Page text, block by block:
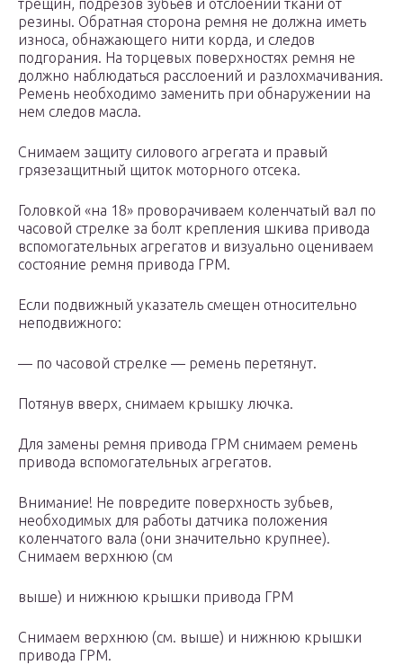
трещин, подрезов зубьев и отслоений ткани от
резины. Обратная сторона ремня не должна иметь
износа, обнажающего нити корда, и следов
подгорания. На торцевых поверхностях ремня не
должно наблюдаться расслоений и разлохмачивания.
Ремень необходимо заменить при обнаружении на
нем следов масла.
Снимаем защиту силового агрегата и правый
грязезащитный щиток моторного отсека.
Головкой «на 18» проворачиваем коленчатый вал по
часовой стрелке за болт крепления шкива привода
вспомогательных агрегатов и визуально оцениваем
состояние ремня привода ГРМ.
Если подвижный указатель смещен относительно
неподвижного:
— по часовой стрелке — ремень перетянут.
Потянув вверх, снимаем крышку лючка.
Для замены ремня привода ГРМ снимаем ремень
привода вспомогательных агрегатов.
Внимание! Не повредите поверхность зубьев,
необходимых для работы датчика положения
коленчатого вала (они значительно крупнее).
Снимаем верхнюю (см
выше) и нижнюю крышки привода ГРМ
Снимаем верхнюю (см. выше) и нижнюю крышки
привода ГРМ.